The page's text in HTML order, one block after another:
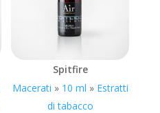
Spitfire
Macerati » 10 ml » Estratti
di tabacco